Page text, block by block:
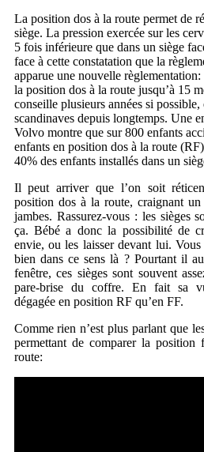
La position dos à la route permet de
siège. La pression exercée sur les
5 fois inférieure que dans un siège
face à cette constatation que la
apparue une nouvelle règlementation:
la position dos à la route jusqu’à 15
conseille plusieurs années si
scandinaves depuis longtemps. Une
Volvo montre que sur 800 enfants
enfants en position dos à la route
40% des enfants installés dans un
Il peut arriver que l’on soit
position dos à la route, craignant
jambes. Rassurez-vous : les sièges
ça. Bébé a donc la possibilité de
envie, ou les laisser devant lui.
bien dans ce sens là ? Pourtant il
fenêtre, ces sièges sont souvent
pare-brise du coffre. En fait sa
dégagée en position RF qu’en FF.
Comme rien n’est plus parlant que
permettant de comparer la
route: